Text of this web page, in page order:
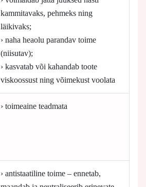
kammitavaks, pehmeks ning
läikivaks;
› naha heaolu parandav toime
(niisutav);
› kasvatab või kahandab toote
viskoossust ning võimekust voolata
› toimeaine teadmata
› antistaatiline toime – ennetab,